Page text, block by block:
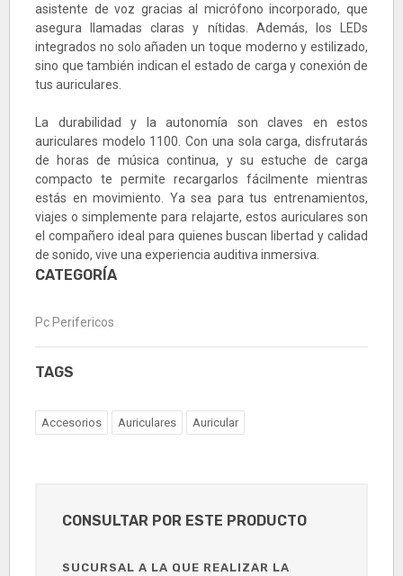
asistente de voz gracias al micrófono incorporado, que
asegura llamadas claras y nítidas. Además, los LEDs
integrados no solo añaden un toque moderno y estilizado,
sino que también indican el estado de carga y conexión de
tus auriculares.
La durabilidad y la autonomía son claves en estos
auriculares modelo 1100. Con una sola carga, disfrutarás
de horas de música continua, y su estuche de carga
compacto te permite recargarlos fácilmente mientras
estás en movimiento. Ya sea para tus entrenamientos,
viajes o simplemente para relajarte, estos auriculares son
el compañero ideal para quienes buscan libertad y calidad
de sonido, vive una experiencia auditiva inmersiva.
CATEGORÍA
Pc Perifericos
TAGS
Accesorios Auriculares Auricular
CONSULTAR POR ESTE PRODUCTO
SUCURSAL A LA QUE REALIZAR LA